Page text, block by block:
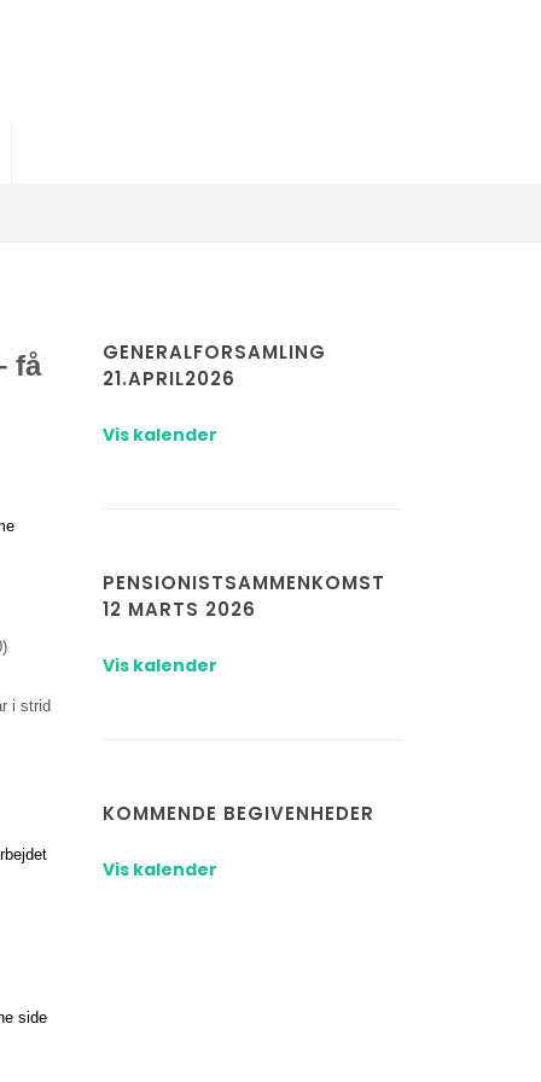
få
i strid
side
GENERALFORSAMLING
21.APRIL2026
Vis kalender
PENSIONISTSAMMENKOMST
12 MARTS 2026
Vis kalender
KOMMENDE BEGIVENHEDER
Vis kalender